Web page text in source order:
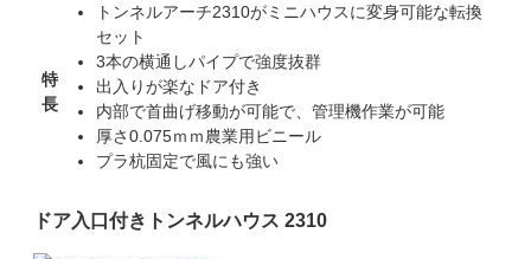
特
長
トンネルアーチ2310がミニハウスに変身可能な転換
セット
3本の横通しパイプで強度抜群
出入りが楽なドア付き
内部で首曲げ移動が可能で、管理機作業が可能
厚さ0.075ｍｍ農業用ビニール
プラ杭固定で風にも強い
ドア入口付き トンネルハウス 2310